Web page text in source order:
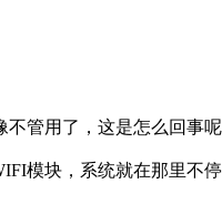
不管用了，这是怎么回事呢
模块，系统就在那里不